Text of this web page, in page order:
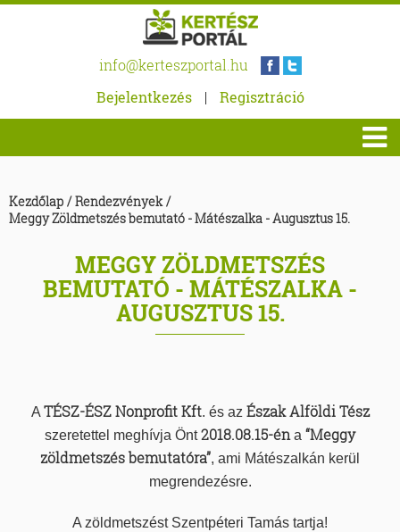
info@kerteszportal.hu
Bejelentkezés
| Regisztráció
Kezdőlap / Rendezvények /
Meggy Zöldmetszés bemutató - Mátészalka - Augusztus 15.
MEGGY ZÖLDMETSZÉS
BEMUTATÓ - MÁTÉSZALKA -
AUGUSZTUS 15.
A TÉSZ-ÉSZ Nonprofit Kft. és az Észak Alföldi Tész
szeretettel meghívja Önt2018.08.15-én a “Meggy
zöldmetszés bemutatóra”, ami Mátészalkán kerül
megrendezésre.
A zöldmetszést Szentpéteri Tamás tartja!